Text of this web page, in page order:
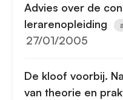
Advies over de
lerarenopleiding
27/01/2005
De kloof voorbij.
van theorie en